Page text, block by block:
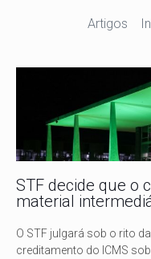
Artigos
STF decide que o
material
O STF julgará sob o rito
creditamento do ICMS